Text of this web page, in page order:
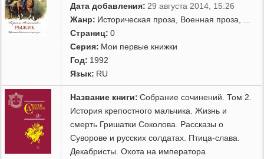
Дата добавления: 29 августа 2014, 15:26
Жанр: Историческая проза Военная проза
Страниц: 0
Серия: Мои первые книжки
Год: 1992
Язык: RU
Название книги: Собрание сочинений. Том 2.
История крепостного мальчика. Жизнь и
смерть Гришатки Соколова. Рассказы о
Суворове и русских солдатах. Птица-слава.
Декабристы. Охота на императора